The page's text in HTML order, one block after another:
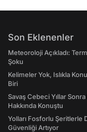
Son Eklenenler
Meteoroloji Açıkladı:
Şoku
Kelimeler Yok, Islıkla
Biri
Savaş Cebeci Yıllar Sonra
Hakkında Konuştu
Yolları Fosforlu Şeritlerle
Güvenliği Artıyor